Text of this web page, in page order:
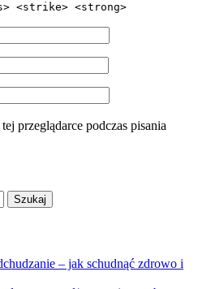
<strike> <strong>
przeglądarce podczas pisania
– jak schudnąć zdrowo i